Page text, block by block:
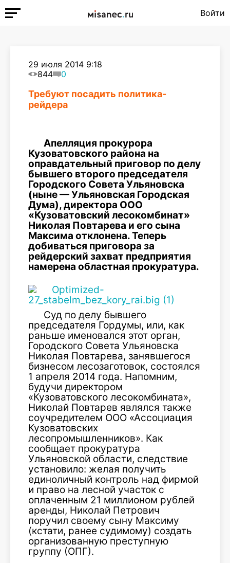
Войти
29 июля 2014 9:18
844
0
Требуют посадить политика-
рейдера
Апелляция прокурора
Кузоватовского района на
оправдательный приговор по делу
бывшего второго председателя
Городского Совета Ульяновска
(ныне — Ульяновская Городская
Дума), директора ООО
«Кузоватовский лесокомбинат»
Николая Повтарева и его сына
Максима отклонена. Теперь
добиваться приговора за
рейдерский захват предприятия
намерена областная прокуратура.
Суд по делу бывшего
председателя Гордумы, или, как
раньше именовался этот орган,
Городского Совета Ульяновска
Николая Повтарева, занявшегося
бизнесом лесозаготовок, состоялся
1 апреля 2014 года. Напомним,
будучи директором
«Кузоватовского лесокомбината»,
Николай Повтарев являлся также
соучредителем ООО «Ассоциация
Кузоватовских
лесопромышленников». Как
сообщает прокуратура
Ульяновской области, следствие
установило: желая получить
единоличный контроль над фирмой
и право на лесной участок с
оплаченным 21 миллионом рублей
аренды, Николай Петрович
поручил своему сыну Максиму
(кстати, ранее судимому) создать
организованную преступную
группу (ОПГ).